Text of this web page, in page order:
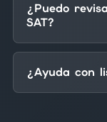
¿Puedo
SAT?
¿Ayuda con